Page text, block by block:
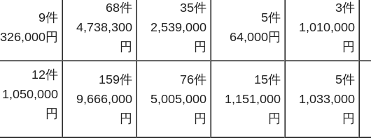
9件
326,000円
68件
4,738,300
円
35件
2,539,000
円
5件
64,000円
3件
1,010,000
円
12件
1,050,000
円
159件
9,666,000
円
76件
5,005,000
円
15件
1,151,000
円
5件
1,033,000
円